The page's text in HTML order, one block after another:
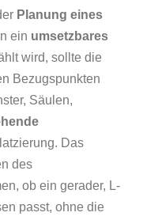
Planung eines
ein umsetzbares
wird, sollte die
Bezugspunkten
Säulen,
Das
des
ob ein gerader, L-
passt, ohne die